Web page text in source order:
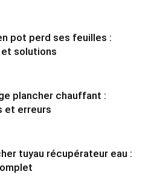
pot perd ses feuilles :
solutions
plancher chauffant :
et erreurs
tuyau récupérateur eau :